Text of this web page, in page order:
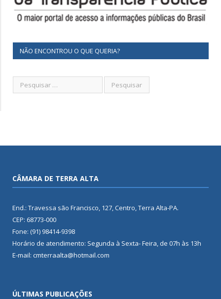
NÃO ENCONTROU O QUE QUERIA?
CÂMARA DE TERRA ALTA
End.: Travessa são Francisco, 127, Centro, Terra Alta-PA.
CEP: 68773-000
Fone: (91) 98414-9398
Horário de atendimento: Segunda à Sexta- Feira, de 07h às 13h
E-mail: cmterraalta@hotmail.com
ÚLTIMAS PUBLICAÇÕES